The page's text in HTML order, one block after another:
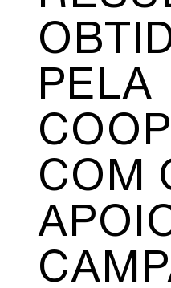
PELA
COM